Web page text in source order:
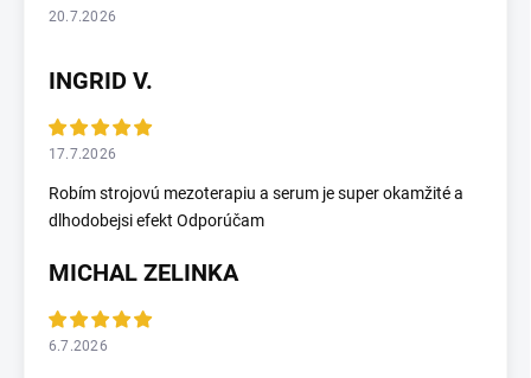
20.7.2026
INGRID V.
17.7.2026
Robím strojovú mezoterapiu a serum je super okamžité a
dlhodobejsi efekt Odporúčam
MICHAL ZELINKA
6.7.2026